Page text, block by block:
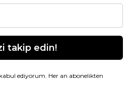
takip edin!
ediyorum. Her an abonelikten